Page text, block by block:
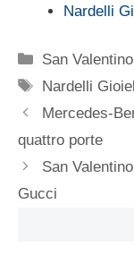
Nardelli
Categorie
San Valentino
Tag
Nardelli
Mercedes-
quattro porte
San
Gucci